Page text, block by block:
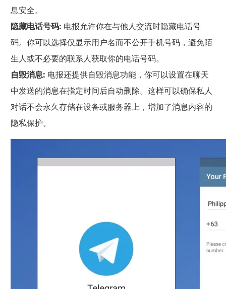
息安全。
隐藏电话号码: 电报允许你在与他人交流时隐藏电话号
码。你可以选择仅显示用户名而不公开手机号码，避免陌
生人或不必要的联系人获取你的电话号码。
自毁消息: 电报还提供自毁消息功能，你可以设置在聊天
中发送的消息在指定时间后自动删除。这样可以确保私人
对话不会永久存储在设备或服务器上，增加了消息内容的
隐私保护。